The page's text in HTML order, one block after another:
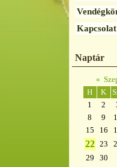
Kapcsolat
Naptár
«
H
K
1
2
8
9
15
16
22 23
29
30